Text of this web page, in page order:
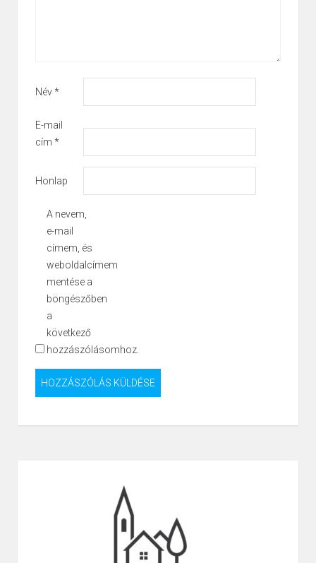
Név*
E-mail
cím *
Honlap
A nevem,
e-mail
címem, és
weboldalcímem
mentése a
böngészőben
a
következő
hozzászólásomhoz.